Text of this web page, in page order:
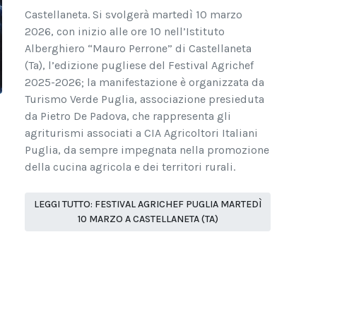
Castellaneta. Si svolgerà martedì 10 marzo
2026, con inizio alle ore 10 nell’Istituto
Alberghiero “Mauro Perrone” di Castellaneta
(Ta), l’edizione pugliese del Festival Agrichef
2025-2026; la manifestazione è organizzata da
Turismo Verde Puglia, associazione presieduta
da Pietro De Padova, che rappresenta gli
agriturismi associati a CIA Agricoltori Italiani
Puglia, da sempre impegnata nella promozione
della cucina agricola e dei territori rurali.
LEGGI TUTTO: FESTIVAL AGRICHEF PUGLIA MARTEDÌ
10 MARZO A CASTELLANETA (TA)